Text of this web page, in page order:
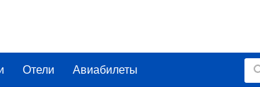
Отели Авиабилеты